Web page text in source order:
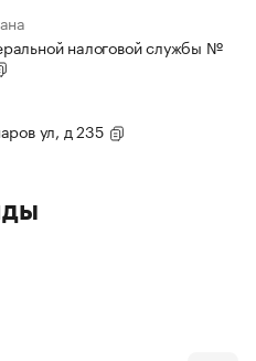
налоговой службы №
ул, д 235